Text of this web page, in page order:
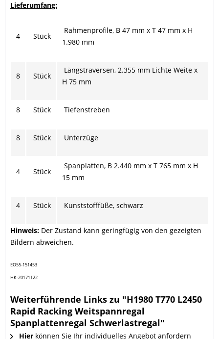
Lieferumfang:
4 Stück
Rahmenprofile, B 47 mm x T 47 mm x H
1.980 mm
8 Stück
Längstraversen, 2.355 mm Lichte Weite x
H 75 mm
8 Stück Tiefenstreben
8 Stück Unterzüge
4 Stück
Spanplatten, B 2.440 mm x T 765 mm x H
15 mm
4 Stück Kunststofffüße, schwarz
Hinweis: Der Zustand kann geringfügig von den gezeigten
Bildern abweichen.
EO55-151453
HK-20171122
Weiterführende Links zu "H1980 T770 L2450
Rapid Racking Weitspannregal
Spanplattenregal Schwerlastregal"
Hier können Sie Ihr individuelles Angebot anfordern